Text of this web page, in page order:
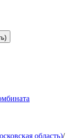
область)/